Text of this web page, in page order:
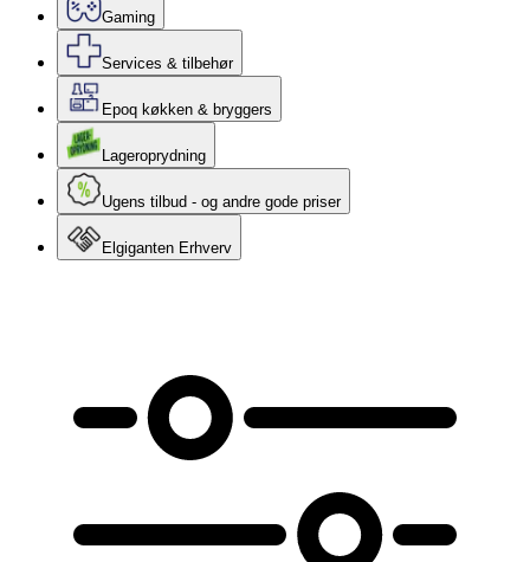
Gaming
Services & tilbehør
Epoq køkken & bryggers
Lageroprydning
Ugens tilbud - og andre gode priser
Elgiganten Erhverv